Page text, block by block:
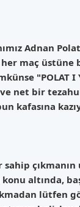
Adnan
maç üstüne
"POLAT I
net bir
kafasına
çıkmanın
altında,
lütfen